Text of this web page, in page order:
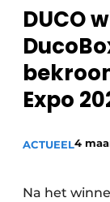
Podcasts
Privacy
HVAC
Sanitair
DUCO
Expo
ACTUEEL4
Na het